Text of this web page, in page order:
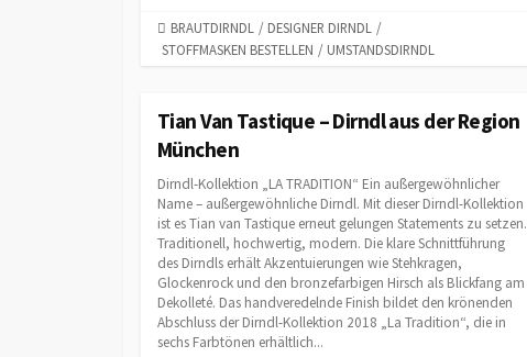
C
A
G
R
I
E
S
BRAUTDIRNDL / DESIGNER DIRNDL /
STOFFMASKEN BESTELLEN / UMSTANDSDIRNDL
Tian Van Tastique – Dirndl aus der Region
München
Dirndl-Kollektion „LA TRADITION“ Ein außergewöhnlicher
Name – außergewöhnliche Dirndl. Mit dieser Dirndl-Kollektion
ist es Tian van Tastique erneut gelungen Statements zu setzen.
Traditionell, hochwertig, modern. Die klare Schnittführung
des Dirndls erhält Akzentuierungen wie Stehkragen,
Glockenrock und den bronzefarbigen Hirsch als Blickfang am
Dekolleté. Das handveredelnde Finish bildet den krönenden
Abschluss der Dirndl-Kollektion 2018 „La Tradition“, die in
sechs Farbtönen erhältlich...